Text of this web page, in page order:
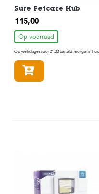
Sure Petcare Hub
115,00
Op voorraad
Op werkdagen voor 21:00 besteld, morgen in huis